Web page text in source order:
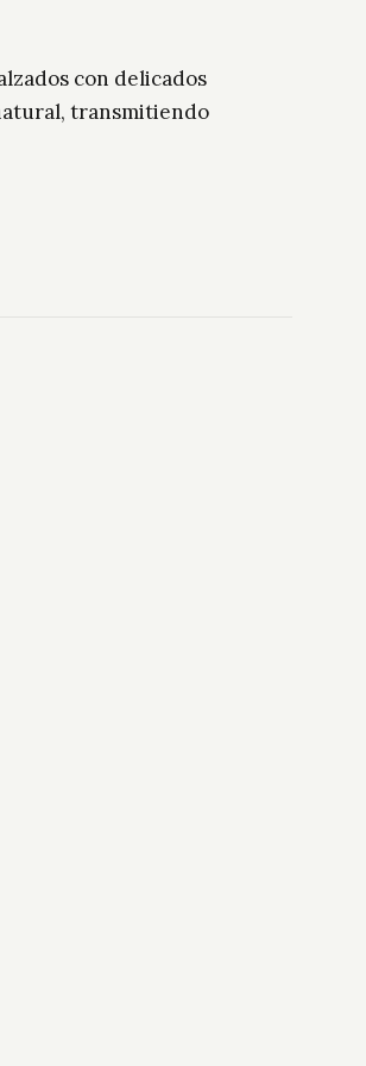
con delicados
transmitiendo